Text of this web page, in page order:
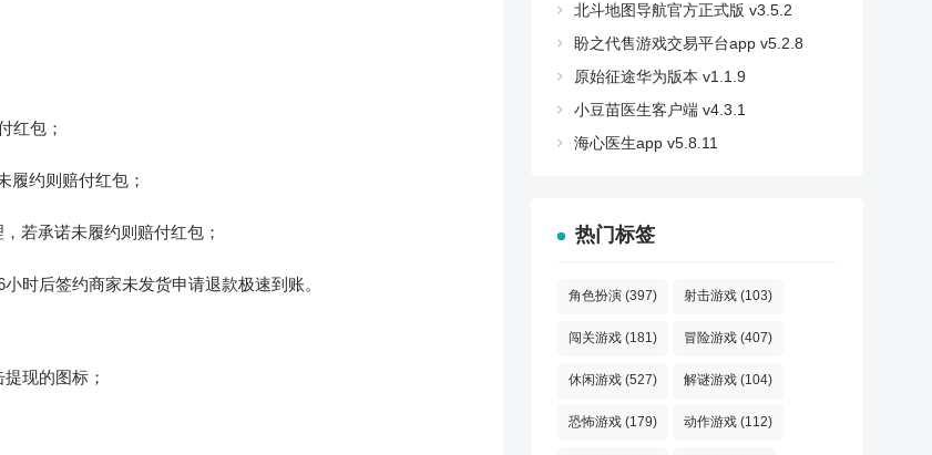
红包；
履约则赔付红包；
若承诺未履约则赔付红包；
时后签约商家未发货申请退款极速到账。
现的图标；
北斗地图导航官方正式版 v3.5.2
盼之代售游戏交易平台app v5.2.8
原始征途华为版本 v1.1.9
小豆苗医生客户端 v4.3.1
海心医生app v5.8.11
热门标签
角色扮演 (397) 射击游戏 (103)
闯关游戏 (181) 冒险游戏 (407)
休闲游戏 (527) 解谜游戏 (104)
恐怖游戏 (179) 动作游戏 (112)